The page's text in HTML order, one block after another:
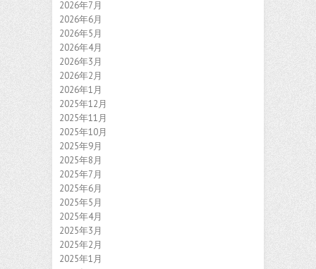
2026年7月
2026年6月
2026年5月
2026年4月
2026年3月
2026年2月
2026年1月
2025年12月
2025年11月
2025年10月
2025年9月
2025年8月
2025年7月
2025年6月
2025年5月
2025年4月
2025年3月
2025年2月
2025年1月